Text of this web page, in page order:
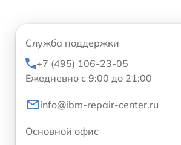
Служба поддержки
+7 (495) 106-23-05
Ежедневно с 9:00 до 21:00
info@ibm-repair-center.ru
Основной офис